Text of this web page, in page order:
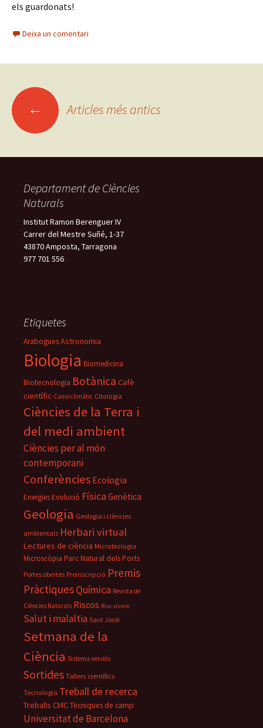
els guardonats!
Deixa un comentari
Navegació
pels
articles
← Articles més antics
Departament de Ciències
Naturals
Institut Ramon Berenguer IV
Carrer del Mestre Suñé, 1-37
43870 Amposta, Tarragona
977 701 556
Etiquetes
AraboguesAstronomia
Biologia Biomedicina
Biotecnologia Botànica Cafè
científic Canvi climàtic Citologia
Ciències de la Terra i
del medi ambient
Ciències per al món
contemporani
Conferències Ecologia
EnergiesEvolució Física Genètica
Geologia Geologia i ciències
ambientals Herbari virtual
Lectures de ciència Microbiologia
Microscòpia Parc Natural dels Ports
Portes obertes Preinscripció Premis
PràctiquesQuímica Revista de
Ciències Naturals Riscos Risc sísmic
Salut i malaltia Sant Jordi
Setmana de la
Ciència Sistema nerviós
SortidesTallers científics
Tecnologia Treball de recerca
Treballs CMCTècniques de camp
Universitat de Barcelona